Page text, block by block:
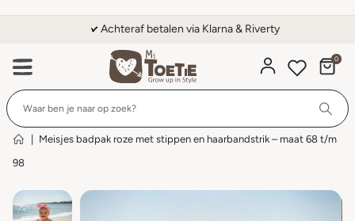
Achteraf betalen via Klarna & Riverty
0
Meisjes badpak roze met stippen en haarbandstrik – maat 68 t/m
98